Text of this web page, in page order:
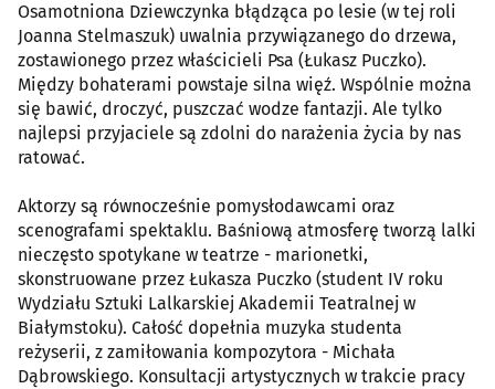
Osamotniona Dziewczynka błądząca po lesie (w tej roli
Joanna Stelmaszuk) uwalnia przywiązanego do drzewa,
zostawionego przez właścicieli Psa (Łukasz Puczko).
Między bohaterami powstaje silna więź. Wspólnie można
się bawić, droczyć, puszczać wodze fantazji. Ale tylko
najlepsi przyjaciele są zdolni do narażenia życia by nas
ratować.
Aktorzy są równocześnie pomysłodawcami oraz
scenografami spektaklu. Baśniową atmosferę tworzą lalki
nieczęsto spotykane w teatrze - marionetki,
skonstruowane przez Łukasza Puczko (student IV roku
Wydziału Sztuki Lalkarskiej Akademii Teatralnej w
Białymstoku). Całość dopełnia muzyka studenta
reżyserii, z zamiłowania kompozytora - Michała
Dąbrowskiego. Konsultacji artystycznych w trakcie pracy